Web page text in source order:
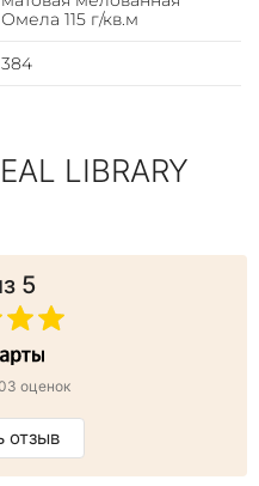
Омела 115 г/кв.м
384
LIBRARY
5
оценок
отзыв